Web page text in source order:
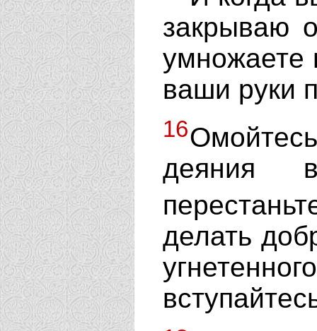
закрываю
ваши руки
16
деяния
делать